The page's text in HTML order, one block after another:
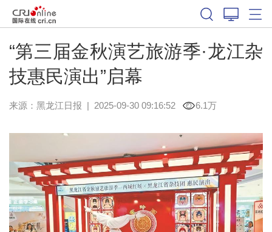
“第三届金秋演艺旅游季·龙江杂
技惠民演出”启幕
来源： 黑龙江日报 | 2025-09-30 09:16:52 6.1万